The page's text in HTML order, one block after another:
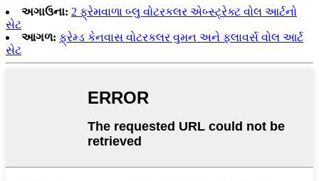
અગાઉના: 2 ફ્રેમવાળા બ્લુ વોટરકલર એબ્સ્ટ્રેક્ટ વોલ આર્ટનો
સેટ
આગળ: ફ્રેમ્ડ કેનવાસ વોટરકલર વુમન અને ફ્લાવર્સ વોલ આર્ટ
સેટ